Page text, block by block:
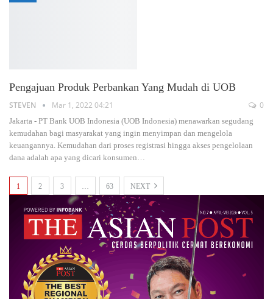
Pengajuan Produk Perbankan Yang Mudah di UOB
STEVEN Mar 1, 2022 04:21 0
Jakarta - PT Bank UOB Indonesia (UOB Indonesia) menawarkan segudang
kemudahan bagi masyarakat yang ingin menyimpan dan mengelola
keuangannya. Kemudahan dari proses registrasi hingga akses pengelolaan
dana adalah apa yang dicari konsumen…
1 2 3 … 63 NEXT